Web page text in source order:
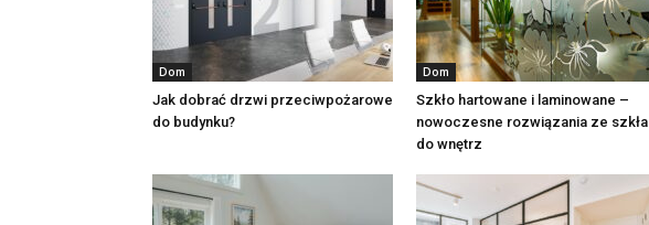
Dom
Jak dobrać drzwi przeciwpożarowe
do budynku?
Dom
Szkło hartowane i laminowane –
nowoczesne rozwiązania ze szkła
do wnętrz